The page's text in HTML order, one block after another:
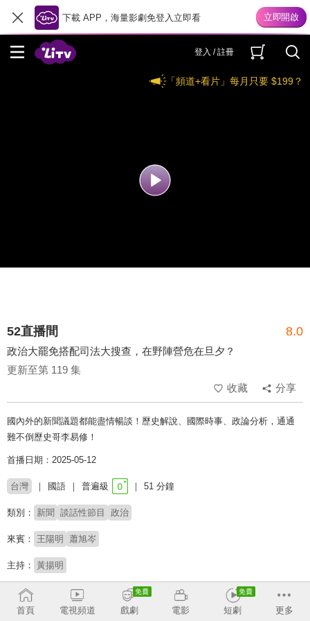
下載 APP，海量影劇免登入立即看
登入 / 註冊
「頻道+看片」每月只要 $199？
52直播間 8.0
政治大罷免搭配司法大搜查，在野陣營危在旦夕？
更新至第 119 集
收藏
分享
國內外的新聞議題都能盡情暢談！歷史解說、國際時事、政論分析，通通
難不倒歷史哥李易修！
首播日期：2025-05-12
台灣 國語 普遍級 51 分鐘
類別： 新聞 談話性節目 政治
來賓： 王陽明 蕭旭岑
主持： 黃揚明
收回
首頁
電視頻道 戲劇 電影 短劇 更多